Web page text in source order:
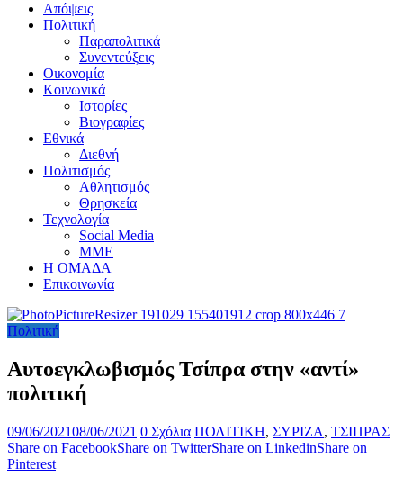
Απόψεις
Πολιτική
Παραπολιτικά
Συνεντεύξεις
Οικονομία
Κοινωνικά
Ιστορίες
Βιογραφίες
Εθνικά
Διεθνή
Πολιτισμός
Αθλητισμός
Θρησκεία
Τεχνολογία
Social Media
ΜΜΕ
Η ΟΜΑΔΑ
Επικοινωνία
Πολιτική
Αυτοεγκλωβισμός Τσίπρα στην «αντί»
πολιτική
09/06/202108/06/2021 0 Σχόλια ΠΟΛΙΤΙΚΗ, ΣΥΡΙΖΑ, ΤΣΙΠΡΑΣ
Share on FacebookShare on TwitterShare on LinkedinShare on
Pinterest